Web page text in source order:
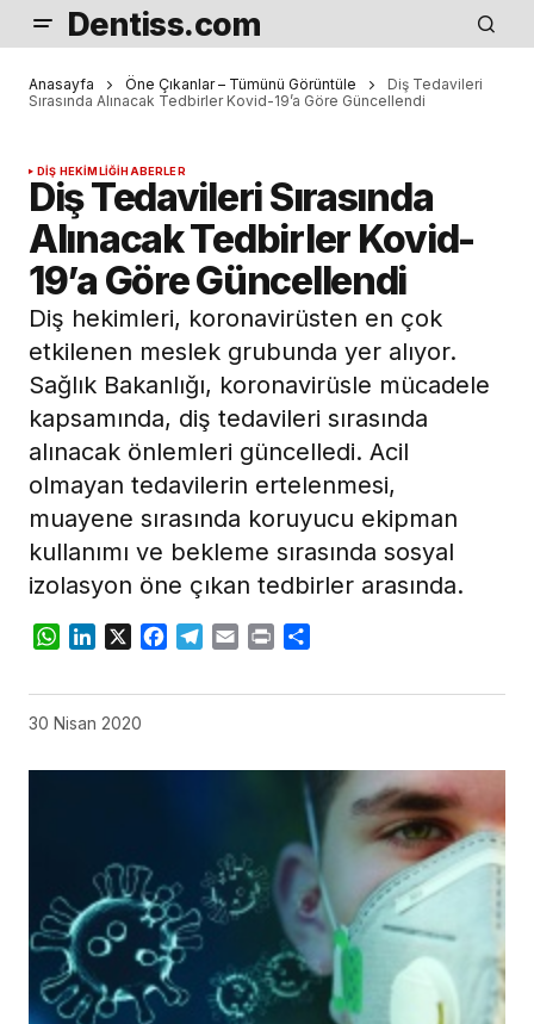
Dentiss.com
Anasayfa Öne Çıkanlar – Tümünü Görüntüle
Diş Tedavileri
Sırasında Alınacak Tedbirler Kovid-19’a Göre Güncellendi
DIŞ HEKIMLIĞIHABERLER
Diş Tedavileri Sırasında
Alınacak Tedbirler Kovid-
19’a Göre Güncellendi
Diş hekimleri, koronavirüsten en çok
etkilenen meslek grubunda yer alıyor.
Sağlık Bakanlığı, koronavirüsle mücadele
kapsamında, diş tedavileri sırasında
alınacak önlemleri güncelledi. Acil
olmayan tedavilerin ertelenmesi,
muayene sırasında koruyucu ekipman
kullanımı ve bekleme sırasında sosyal
izolasyon öne çıkan tedbirler arasında.
WhatsApp
LinkedIn
X Facebook
Telegram
Email Print
30 Nisan 2020